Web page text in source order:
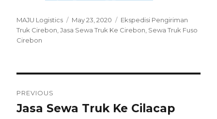
Author
MAJU Logistics
Posted
on
May 23, 2020 Tags
Ekspedisi Pengiriman
Truk Cirebon ,Jasa Sewa Truk Ke Cirebon Sewa Truk Fuso
Cirebon
navigation
PREVIOUS
Previous
Jasa Sewa Truk Ke Cilacap